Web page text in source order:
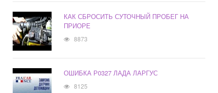
КАК СБРОСИТЬ СУТОЧНЫЙ ПРОБЕГ НА
ПРИОРЕ
8873
ОШИБКА Р0327 ЛАДА ЛАРГУС
8125